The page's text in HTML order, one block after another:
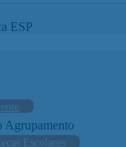
ESP
Agrupamento
Escolares